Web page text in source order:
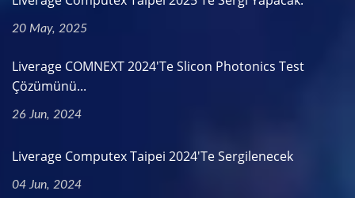
20 May, 2025
Liverage COMNEXT 2024'te Slicon Photonics Test
Çözümünü...
26 Jun, 2024
Liverage Computex Taipei 2024'te Sergilenecek
04 Jun, 2024